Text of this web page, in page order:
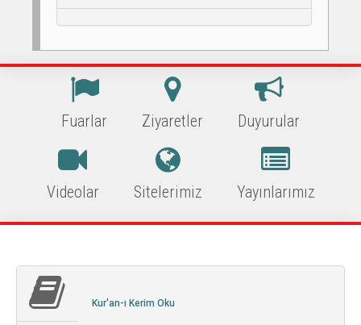
Fuarlar Ziyaretler Duyurular
Videolar Sitelerimiz Yayınlarımız
Kur'an-ı Kerim Oku